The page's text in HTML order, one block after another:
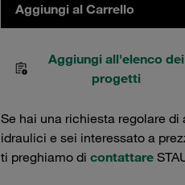
Aggiungi al Carrello
Aggiungi all'elenco dei
progetti
Se hai una richiesta regolare
idraulici e sei interessato a
ti preghiamo di contattare